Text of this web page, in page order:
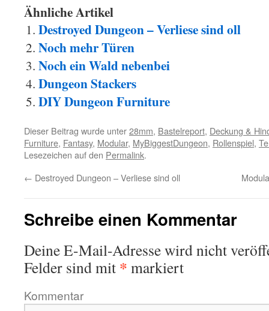
Ähnliche Artikel
Destroyed Dungeon – Verliese sind oll
Noch mehr Türen
Noch ein Wald nebenbei
Dungeon Stackers
DIY Dungeon Furniture
Dieser Beitrag wurde unter28mm, Bastelreport, Deckung &
Furniture, Fantasy, Modular, MyBiggestDungeon, Rollenspiel,
Lesezeichen auf den Permalink.
← Destroyed Dungeon – Verliese sind oll
Schreibe einen Kommentar
Deine E-Mail-Adresse wird nicht
Felder sind mit * markiert
Kommentar